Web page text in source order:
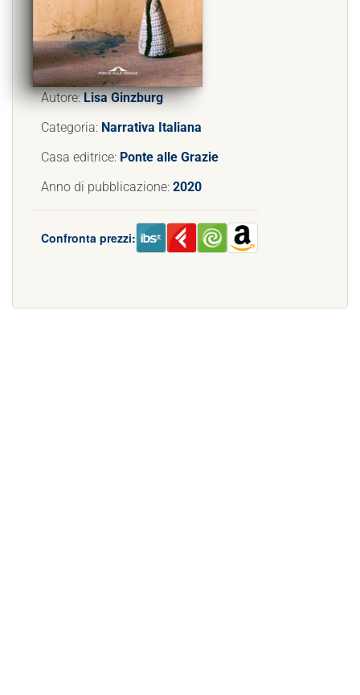
Autore:Lisa Ginzburg
Categoria: Narrativa Italiana
Casa editrice: Ponte alle Grazie
Anno di pubblicazione: 2020
Confronta prezzi: